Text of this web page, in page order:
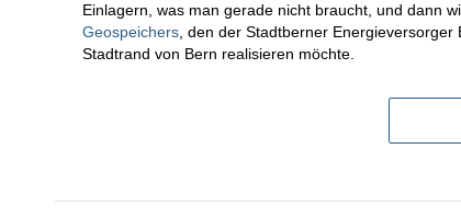
Einlagern, was man gerade nicht braucht, und dann
Geospeichers, den der Stadtberner
Stadtrand von Bern realisieren möchte.